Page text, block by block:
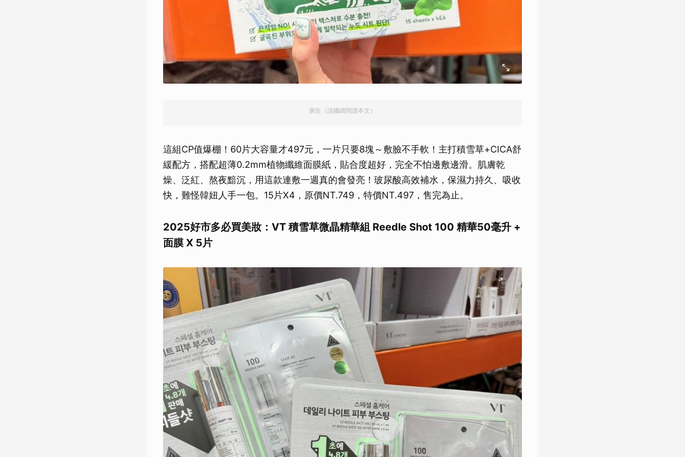
廣告（請繼續閱讀本文）
這組CP值爆棚！60片大容量才497元，一片只要8塊～敷臉不手軟！主打積雪草+CICA舒
緩配方，搭配超薄0.2mm植物纖維面膜紙，貼合度超好，完全不怕邊敷邊滑。肌膚乾
燥、泛紅、熬夜黯沉，用這款連敷一週真的會發亮！玻尿酸高效補水，保濕力持久、吸收
快，難怪韓妞人手一包。15片X4，原價NT.749，特價NT.497，售完為止。
2025好市多必買美妝：VT 積雪草微晶精華組 Reedle Shot 100 精華50毫升 +
面膜 X 5片